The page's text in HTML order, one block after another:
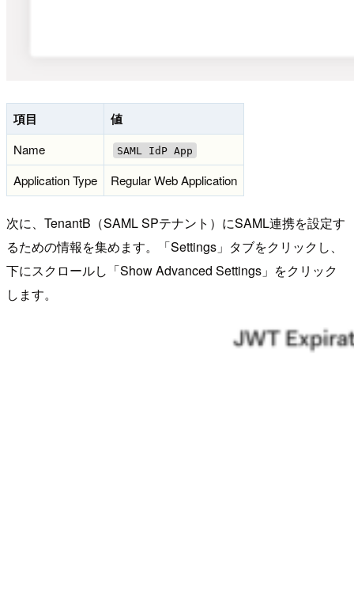
項目 値
Name SAML IdP App
Application Type Regular Web Application
次に、TenantB（SAML SPテナント）にSAML連携を設定す
るための情報を集めます。「Settings」タブをクリックし、
下にスクロールし「Show Advanced Settings」をクリック
します。